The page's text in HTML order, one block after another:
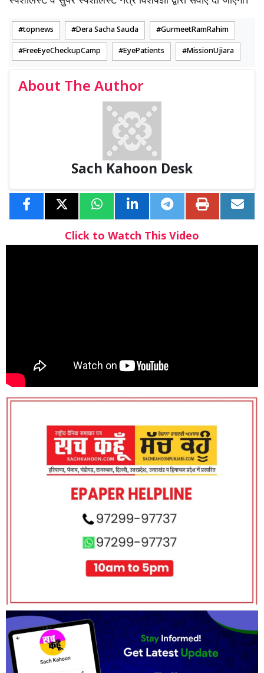
topnews Dera Sacha Sauda GurmeetRamRahim
FreeEyeCheckupCamp EyePatients MissionUjiara
About The Author
Sach Kahoon Desk
Click to Watch This Video